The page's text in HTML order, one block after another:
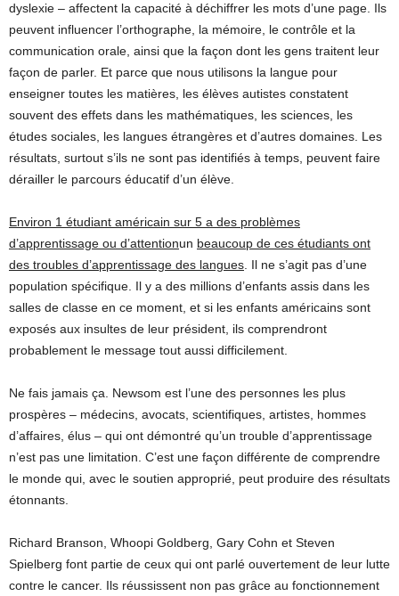
dyslexie – affectent la capacité à déchiffrer les mots d’une page. Ils
peuvent influencer l’orthographe, la mémoire, le contrôle et la
communication orale, ainsi que la façon dont les gens traitent leur
façon de parler. Et parce que nous utilisons la langue pour
enseigner toutes les matières, les élèves autistes constatent
souvent des effets dans les mathématiques, les sciences, les
études sociales, les langues étrangères et d’autres domaines. Les
résultats, surtout s’ils ne sont pas identifiés à temps, peuvent faire
dérailler le parcours éducatif d’un élève.
Environ 1 étudiant américain sur 5 a des problèmes
d’apprentissage ou d’attentionun beaucoup de ces étudiants ont
des troubles d’apprentissage des langues . Il ne s’agit pas d’une
population spécifique. Il y a des millions d’enfants assis dans les
salles de classe en ce moment, et si les enfants américains sont
exposés aux insultes de leur président, ils comprendront
probablement le message tout aussi difficilement.
Ne fais jamais ça. Newsom est l’une des personnes les plus
prospères – médecins, avocats, scientifiques, artistes, hommes
d’affaires, élus – qui ont démontré qu’un trouble d’apprentissage
n’est pas une limitation. C’est une façon différente de comprendre
le monde qui, avec le soutien approprié, peut produire des résultats
étonnants.
Richard Branson, Whoopi Goldberg, Gary Cohn et Steven
Spielberg font partie de ceux qui ont parlé ouvertement de leur lutte
contre le cancer. Ils réussissent non pas grâce au fonctionnement